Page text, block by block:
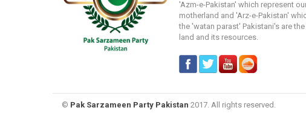
'Azm-e-Pakistan' which represent
motherland and 'Arz-e-Pakistan'
the 'watan parast' Pakistani's are
land and its resources.
© Pak Sarzameen Party Pakistan 2017. All rights reserved.